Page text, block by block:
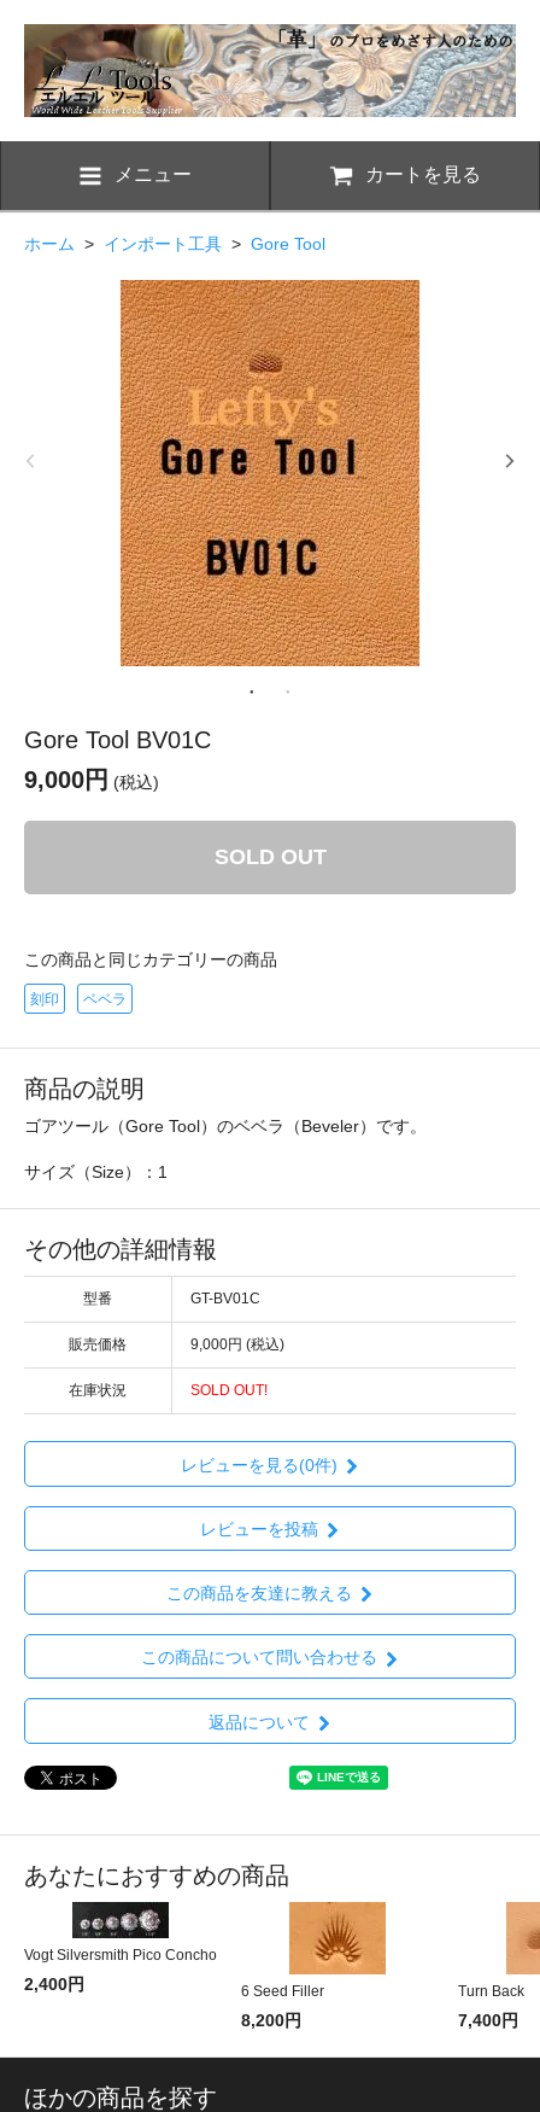
メニュー カートを見る
ホーム > インポート工具 > Gore Tool
Gore Tool BV01C
9,000円 (税込)
SOLD OUT
この商品と同じカテゴリーの商品
刻印 ベベラ
商品の説明
ゴアツール（Gore Tool）のベベラ（Beveler）です。
サイズ（Size）：1
その他の詳細情報
型番 GT-BV01C
販売価格 9,000円 (税込)
在庫状況 SOLD OUT!
レビューを見る(0件)
レビューを投稿
この商品を友達に教える
この商品について問い合わせる
返品について
あなたにおすすめの商品
Vogt Silversmith Pico Concho
2,400円 6 Seed Filler
8,200円
Turn Back
7,400円
ほかの商品を探す